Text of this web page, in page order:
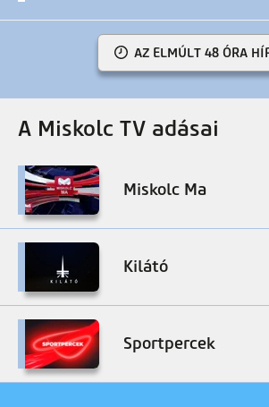
AZ ELMÚLT 48 ÓRA
A Miskolc TV adásai
Miskolc Ma
Kilátó
Sportpercek